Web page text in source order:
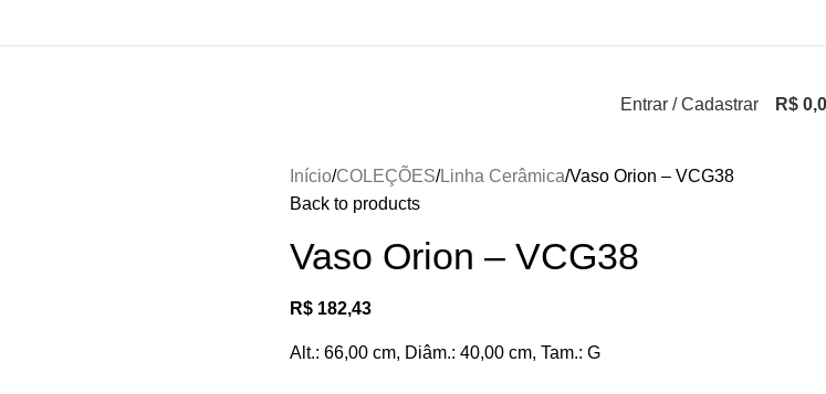
Entrar / Cadastrar R$
Início COLEÇÕES Linha Cerâmica Vaso Orion – VCG38
Back to products
Vaso Orion – VCG38
R$182,43
Alt.: 66,00 cm, Diâm.: 40,00 cm, Tam.: G